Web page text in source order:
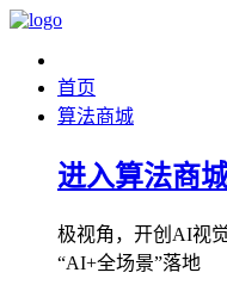
首页
算法商城
进入算法商
极视角，开创AI视
“AI+全场景”落地